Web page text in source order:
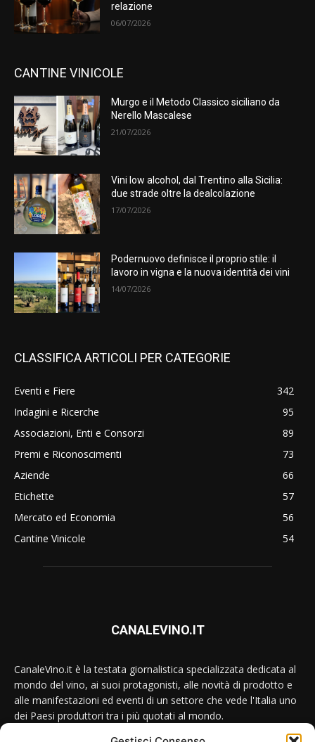
relazione
06/07/2026
CANTINE VINICOLE
Murgo e il Metodo Classico siciliano da
Nerello Mascalese
21/07/2026
Vini low alcohol, dal Trentino alla Sicilia:
due strade oltre la dealcolazione
17/07/2026
Podernuovo definisce il proprio stile: il
lavoro in vigna e la nuova identità dei vini
14/07/2026
CLASSIFICA ARTICOLI PER CATEGORIE
Eventi e Fiere
342
Indagini e Ricerche
95
Associazioni, Enti e Consorzi
89
Premi e Riconoscimenti
73
Aziende
66
Etichette
57
Mercato ed Economia
56
Cantine Vinicole
54
CANALEVINO.IT
CanaleVino.it è la testata giornalistica specializzata dedicata al
mondo del vino, ai suoi protagonisti, alle novità di prodotto e
alle manifestazioni ed eventi di un settore che vede l'Italia uno
dei Paesi produttori tra i più quotati al mondo.